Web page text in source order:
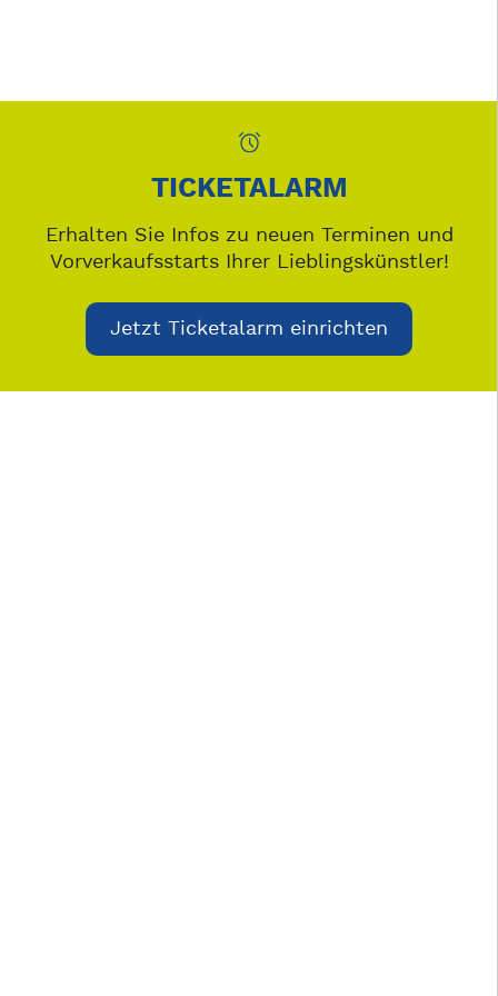
TICKETALARM
Erhalten Sie Infos zu neuen Terminen und
Vorverkaufsstarts Ihrer Lieblingskünstler!
Jetzt Ticketalarm einrichten